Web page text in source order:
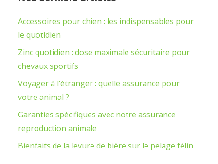
Accessoires pour chien : les indispensables pour
le quotidien
Zinc quotidien : dose maximale sécuritaire pour
chevaux sportifs
Voyager à l’étranger : quelle assurance pour
votre animal ?
Garanties spécifiques avec notre assurance
reproduction animale
Bienfaits de la levure de bière sur le pelage félin